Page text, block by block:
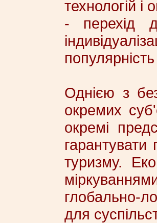
технологій і
- перехід
Однією з
окремих
окремі
гарантувати
туризму.
глобально-
для